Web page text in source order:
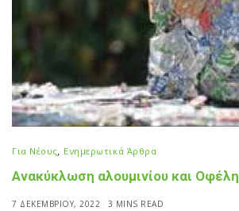
Για Νέους, Ενημερωτικά Άρθρα
Ανακύκλωση αλουμινίου και Οφέλη
7 ΔΕΚΕΜΒΡΊΟΥ, 2022 3 MINS READ